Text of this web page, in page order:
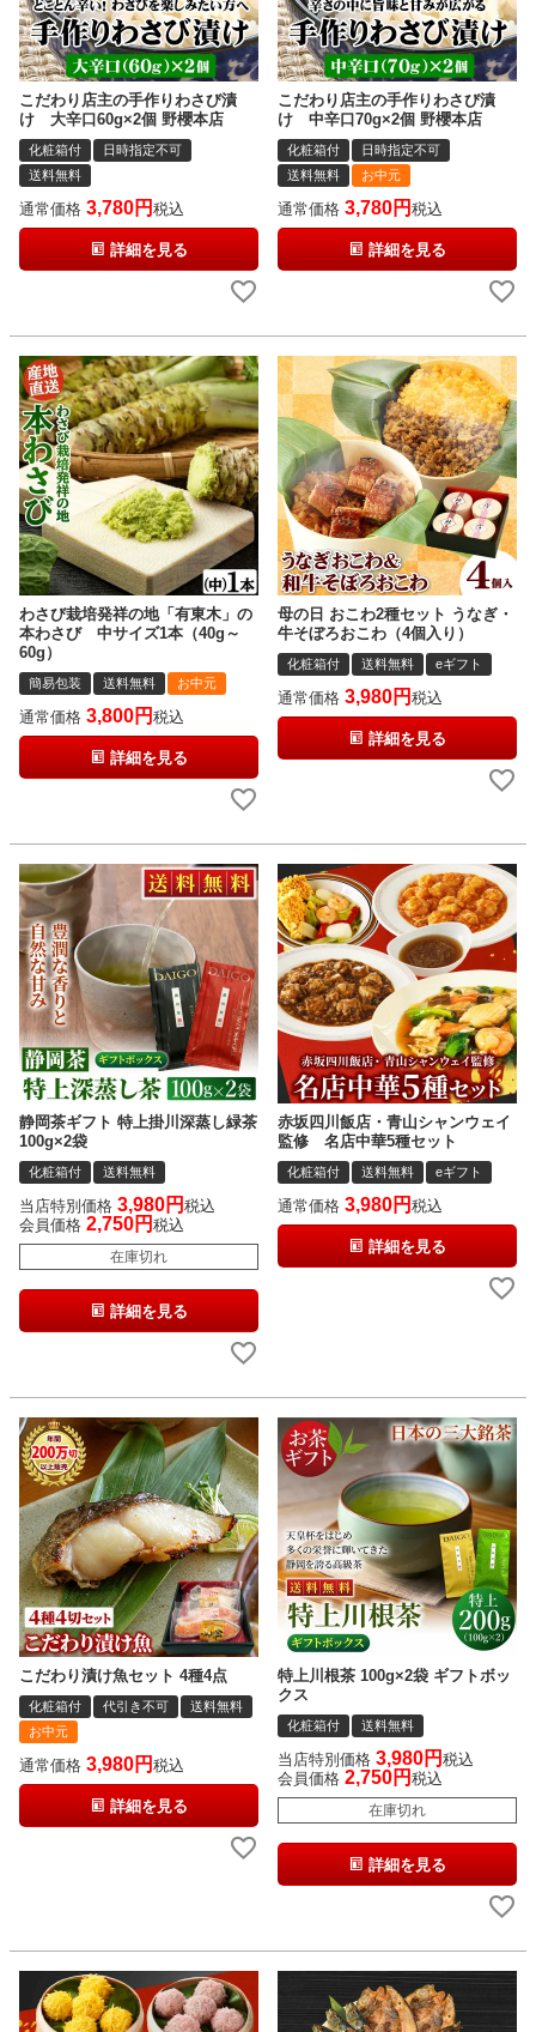
こだわり店主の手作りわさび漬
け 大辛口60g×2個 野櫻本店
化粧箱付
日時指定不可
送料無料
通常価格 3,780 税込
詳細を見る
こだわり店主の手作りわさび漬
け 中辛口70g×2個 野櫻本店
化粧箱付
日時指定不可
送料無料
お中元
通常価格 3,780 税込
詳細を見る
わさび栽培発祥の地「有東木」の
本わさび 中サイズ1本（40g～
60g）
簡易包装 送料無料 お中元
通常価格 3,800 税込
詳細を見る
母の日 おこわ2種セット うなぎ・
牛そぼろおこわ（4個入り）
化粧箱付 送料無料 eギフト
通常価格 3,980 税込
詳細を見る
静岡茶ギフト 特上掛川深蒸し緑茶
100g×2袋
化粧箱付 送料無料
当店特別価格 3,980
税込
会員価格 2,750 税込
在庫切れ
詳細を見る
赤坂四川飯店・青山シャンウェイ
監修 名店中華5種セット
化粧箱付 送料無料 eギフト
通常価格 3,980 税込
詳細を見る
こだわり漬け魚セット 4種4点
化粧箱付 代引き不可
送料無料
お中元
通常価格 3,980 税込
詳細を見る
特上川根茶 100g×2袋 ギフトボッ
クス
化粧箱付 送料無料
当店特別価格 3,980
税込
会員価格 2,750 税込
在庫切れ
詳細を見る